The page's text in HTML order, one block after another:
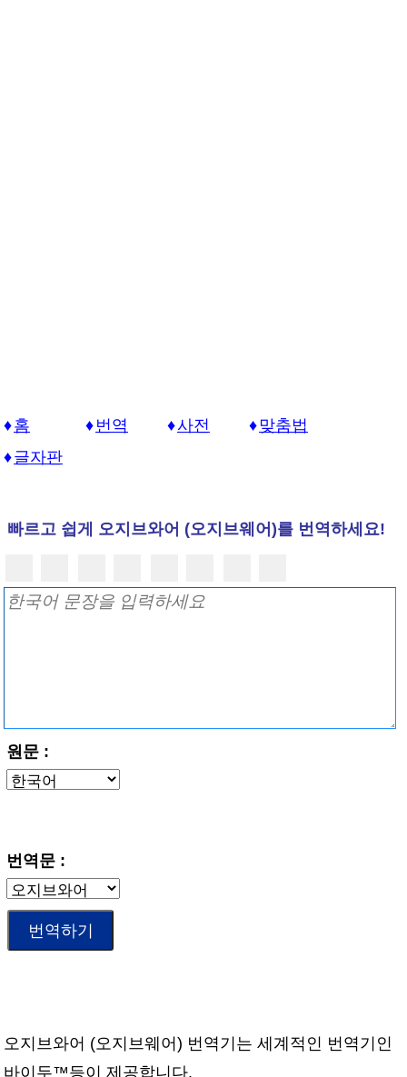
홈 번역 사전
맞춤법
글자판
빠르고 쉽게 오지브와어 (오지브웨어)를 번역하세요!
원문 :
번역문 :
오지브와어 (오지브웨어) 번역기는 세계적인 번역기인
바이두™등이 제공합니다.